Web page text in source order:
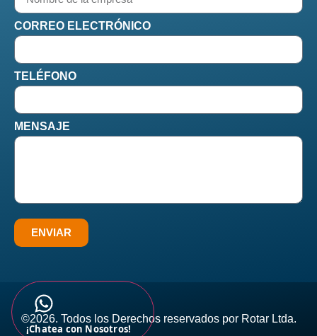
CORREO ELECTRÓNICO
TELÉFONO
MENSAJE
ENVIAR
©2026. Todos los Derechos reservados por Rotar Ltda.​
¡Chatea con Nosotros!